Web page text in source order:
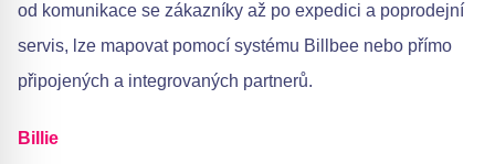
od komunikace se zákazníky až po expedici a poprodejní
servis, lze mapovat pomocí systému Billbee nebo přímo
připojených a integrovaných partnerů.
Billie